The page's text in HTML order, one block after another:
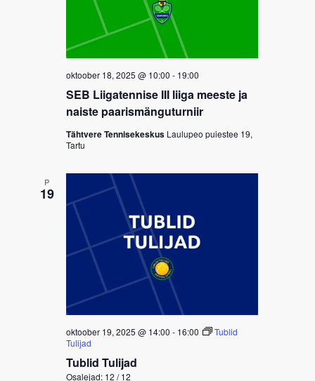
SEB Liigatennise III liiga meeste ja
naiste paarismänguturniir
oktoober 18, 2025 @ 10:00 - 19:00
Tähtvere Tennisekeskus Laulupeo puiestee 19,
Tartu
P
19
Tublid Tulijad
oktoober 19, 2025 @ 14:00 - 16:00
Tublid
Tulijad
Osalejad: 12 / 12